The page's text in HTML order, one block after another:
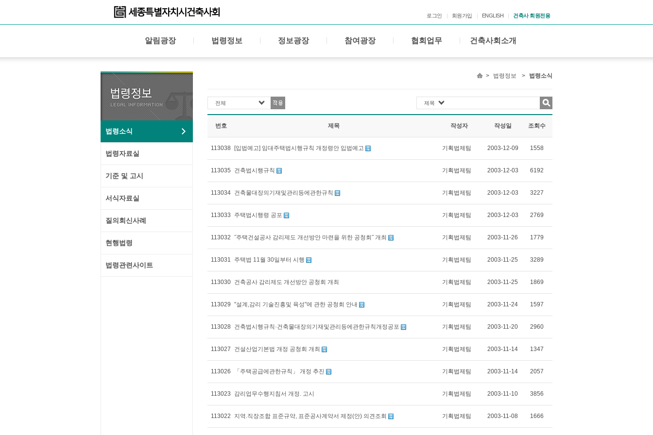
로그인 회원가입 ENGLISH 건축사 회원전용
알림광장 법령정보 정보광장 참여광장 협회업무 건축사회소개
법령소식
법령자료실
기준 및 고시
서식자료실
질의회신사례
현행법령
법령관련사이트
> 법령정보 > 법령소식
전체 제목
번호 제목 작성자 작성일 조회수
113038 [입법예고] 임대주택법시행규칙 개정령안 입법예고 기획법제팀 2003-12-09 1558
113035 건축법시행규칙 기획법제팀 2003-12-03 6192
113034 건축물대장의기재및관리등에관한규칙 기획법제팀 2003-12-03 3227
113033 주택법시행령 공포 기획법제팀 2003-12-03 2769
113032 ˝주택건설공사 감리제도 개선방안 마련을 위한 공청회˝ 개최 기획법제팀 2003-11-26 1779
113031 주택법 11월 30일부터 시행 기획법제팀 2003-11-25 3289
113030 건축공사 감리제도 개선방안 공청회 개최 기획법제팀 2003-11-25 1869
113029 "설계,감리 기술진흥및 육성"에 관한 공청회 안내 기획법제팀 2003-11-24 1597
113028 건축법시행규칙·건축물대장의기재및관리등에관한규칙개정공포 기획법제팀 2003-11-20 2960
113027 건설산업기본법 개정 공청회 개최 기획법제팀 2003-11-14 1347
113026 「주택공급에관한규칙」 개정 추진 기획법제팀 2003-11-14 2057
113023 감리업무수행지침서 개정. 고시 기획법제팀 2003-11-10 3856
113022 지역.직장조합 표준규약, 표준공사계약서 제정(안) 의견조회 기획법제팀 2003-11-08 1666